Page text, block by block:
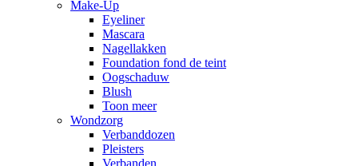
Make-Up
Eyeliner
Mascara
Nagellakken
Foundation fond de teint
Oogschaduw
Blush
Toon meer
Wondzorg
Verbanddozen
Pleisters
Verbanden